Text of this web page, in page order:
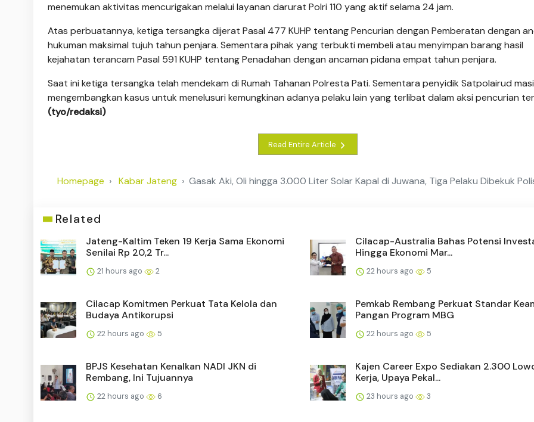
menemukan aktivitas mencurigakan melalui layanan darurat Polri 110 yang aktif selama 24 jam.
Atas perbuatannya, ketiga tersangka dijerat Pasal 477 KUHP tentang Pencurian dengan Pemberatan dengan
hukuman maksimal tujuh tahun penjara. Sementara pihak yang terbukti membeli atau menyimpan barang hasil
kejahatan terancam Pasal 591 KUHP tentang Penadahan dengan ancaman pidana empat tahun penjara.
Saat ini ketiga tersangka telah mendekam di Rumah Tahanan Polresta Pati. Sementara penyidik Satpolairud
mengembangkan kasus untuk menelusuri kemungkinan adanya pelaku lain yang terlibat dalam aksi pencurian
(tyo/redaksi)
Read Entire Article
Homepage Kabar Jateng Gasak Aki, Oli hingga 3.000 Liter Solar Kapal di Juwana, Tiga Pelaku Dibekuk
Related
Jateng-Kaltim Teken 19 Kerja Sama Ekonomi
Senilai Rp 20,2 Tr...
21 hours ago 2
Cilacap-Australia Bahas Potensi
Hingga Ekonomi Mar...
22 hours ago 5
Cilacap Komitmen Perkuat Tata Kelola dan
Budaya Antikorupsi
22 hours ago 5
Pemkab Rembang Perkuat Standar
Pangan Program MBG
22 hours ago 5
BPJS Kesehatan Kenalkan NADI JKN di
Rembang, Ini Tujuannya
22 hours ago 6
Kajen Career Expo Sediakan 2.300
Kerja, Upaya Pekal...
23 hours ago 3